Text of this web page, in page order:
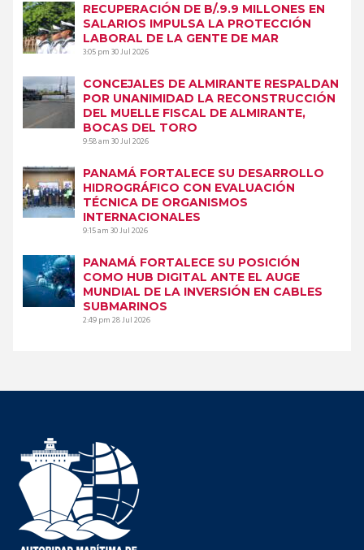
RECUPERACIÓN DE B/.9.9 MILLONES EN
SALARIOS IMPULSA LA PROTECCIÓN
LABORAL DE LA GENTE DE MAR
3:05 pm30 Jul 2026
CONCEJALES DE ALMIRANTE RESPALDAN
POR UNANIMIDAD LA RECONSTRUCCIÓN
DEL MUELLE FISCAL DE ALMIRANTE,
BOCAS DEL TORO
9:58 am30 Jul 2026
PANAMÁ FORTALECE SU DESARROLLO
HIDROGRÁFICO CON EVALUACIÓN
TÉCNICA DE ORGANISMOS
INTERNACIONALES
9:15 am30 Jul 2026
PANAMÁ FORTALECE SU POSICIÓN
COMO HUB DIGITAL ANTE EL AUGE
MUNDIAL DE LA INVERSIÓN EN CABLES
SUBMARINOS
2:49 pm28 Jul 2026